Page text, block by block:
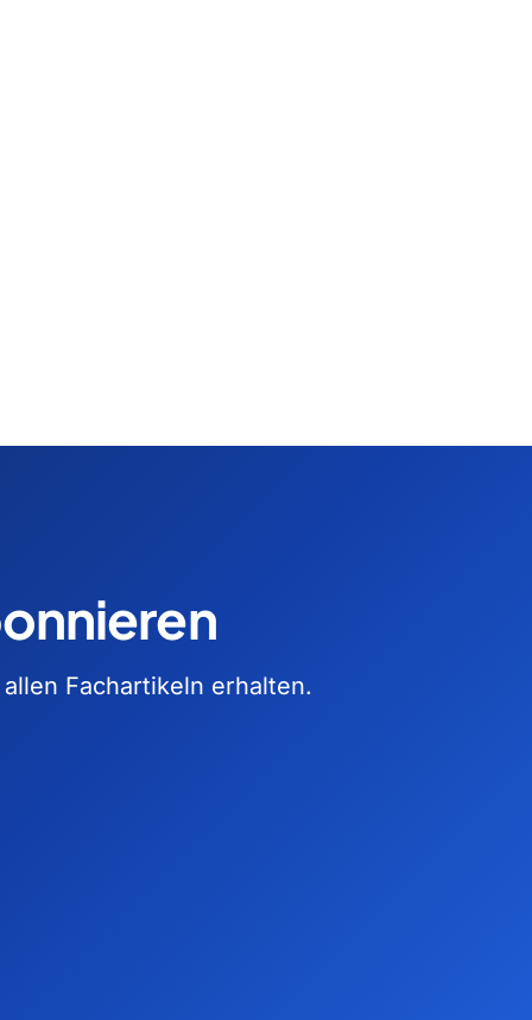
Fachartikeln erhalten.